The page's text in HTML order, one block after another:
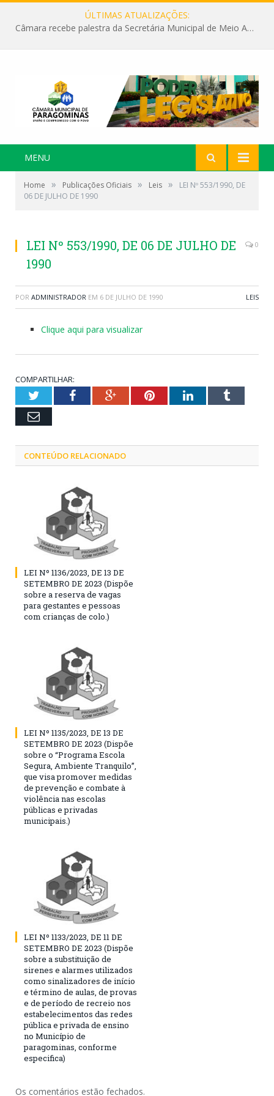
ÚLTIMAS ATUALIZAÇÕES:
Câmara recebe palestra da Secretária Municipal de Meio Ambiente sobre as ações da “SEMANA DO MEIO AMBIENTE”
MENU
Home » Publicações Oficiais » Leis »
LEI Nº 553/1990, DE
06 DE JULHO DE 1990
LEI Nº 553/1990, DE 06 DE JULHO DE
1990
0
POR ADMINISTRADOR EM 6 DE JULHO DE 1990 LEIS
Clique aqui para visualizar
COMPARTILHAR:
TwitterFacebookGoogle+PinterestLinkedInTumblr
Email
CONTEÚDO RELACIONADO
LEI Nº 1136/2023, DE 13 DE
SETEMBRO DE 2023 (Dispõe
sobre a reserva de vagas
para gestantes e pessoas
com crianças de colo.)
LEI Nº 1135/2023, DE 13 DE
SETEMBRO DE 2023 (Dispõe
sobre o “Programa Escola
Segura, Ambiente Tranquilo”,
que visa promover medidas
de prevenção e combate à
violência nas escolas
públicas e privadas
municipais.)
LEI Nº 1133/2023, DE 11 DE
SETEMBRO DE 2023 (Dispõe
sobre a substituição de
sirenes e alarmes utilizados
como sinalizadores de início
e término de aulas, de provas
e de período de recreio nos
estabelecimentos das redes
pública e privada de ensino
no Município de
paragominas, conforme
especifica)
Os comentários estão fechados.